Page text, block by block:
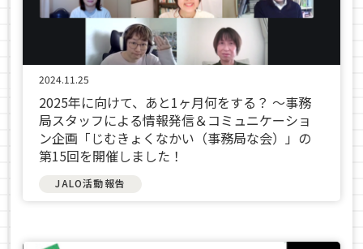
2024.11.25
2025年に向けて、あと1ヶ月何をする？ ～事務
局スタッフによる情報発信＆コミュニケーショ
ン企画「じむきょくなかい（事務局な会）」の
第15回を開催しました！
JALO活動報告